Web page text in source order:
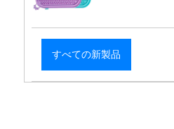
すべての新製品